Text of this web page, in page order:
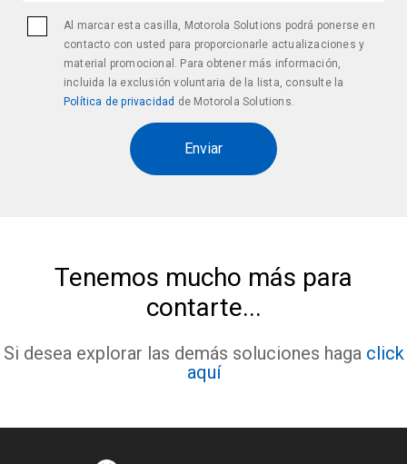
Al marcar esta casilla, Motorola Solutions podrá ponerse en
contacto con usted para proporcionarle actualizaciones y
material promocional. Para obtener más información,
incluida la exclusión voluntaria de la lista, consulte la
Política de privacidad de Motorola Solutions.
Tenemos mucho más para
contarte...
Si desea explorar las demás soluciones haga click
aquí